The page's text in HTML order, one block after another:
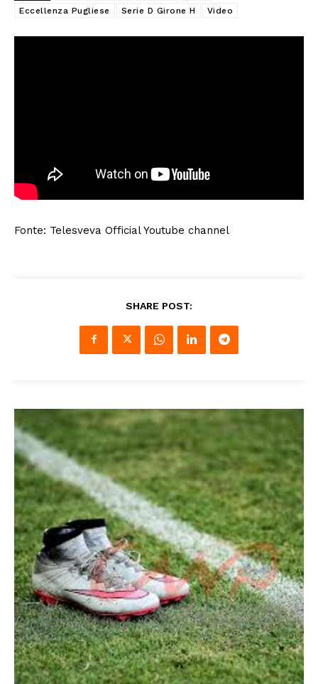
Eccellenza Pugliese
Serie D Girone H Video
Fonte: Telesveva Official Youtube channel
SHARE POST: